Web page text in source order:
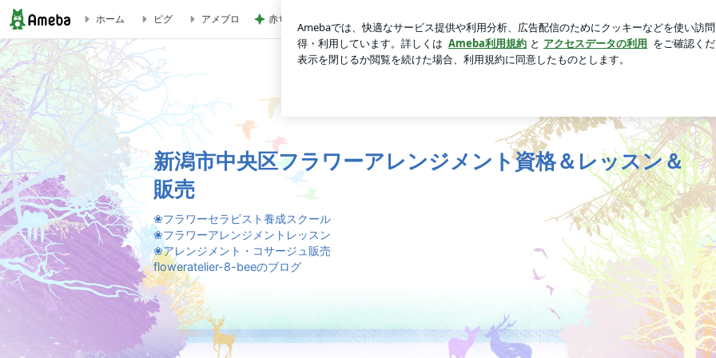
（販売情報もあり）今の季節だけのミモザを楽しみ尽くす！！ | 新潟市中央区フラワーアレンジメント資格＆レッスン＆販売
ホーム ピグ アメブロ 赤ちゃんの熱中症受診すべき目安 ロ
新潟市中央区フラワーアレンジメント資格＆レッスン＆
販売
❀フラワーセラピスト養成スクール
❀フラワーアレンジメントレッスン
❀アレンジメント・コサージュ販売
floweratelier-8-beeのブログ